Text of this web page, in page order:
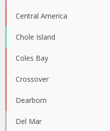
Central America
Chole Island
Coles Bay
Crossover
Dearborn
Del Mar